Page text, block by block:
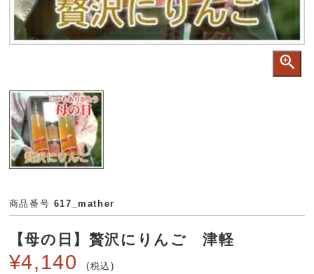
商品番号 617_mather
【母の日】贅沢にりんご 津軽
¥4,140 税込